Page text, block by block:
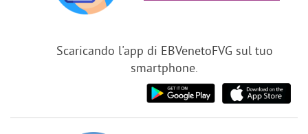
Scaricando l'app di EBVenetoFVG sul tuo
smartphone.